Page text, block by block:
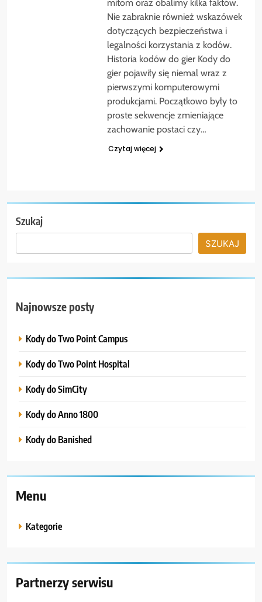
mitom oraz obalimy kilka faktów.
Nie zabraknie również wskazówek
dotyczących bezpieczeństwa i
legalności korzystania z kodów.
Historia kodów do gier Kody do
gier pojawiły się niemal wraz z
pierwszymi komputerowymi
produkcjami. Początkowo były to
proste sekwencje zmieniające
zachowanie postaci czy…
Czytaj więcej
Szukaj
SZUKAJ
Najnowsze posty
Kody do Two Point Campus
Kody do Two Point Hospital
Kody do SimCity
Kody do Anno 1800
Kody do Banished
Menu
Kategorie
Partnerzy serwisu